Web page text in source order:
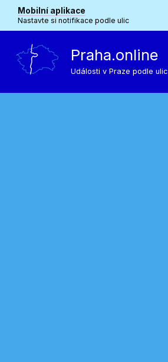
Mobilní aplikace
Nastavte si notifikace podle ulic
Praha.online
Události v Praze podle ulic